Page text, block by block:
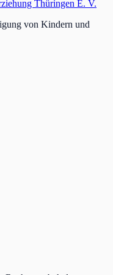
Thüringen E. V.
von Kindern und